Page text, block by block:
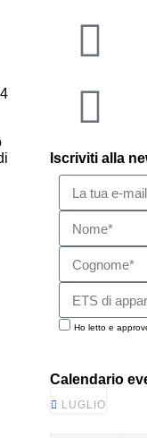
Iscriviti alla
Ho letto e
Calendario
LUGLIO